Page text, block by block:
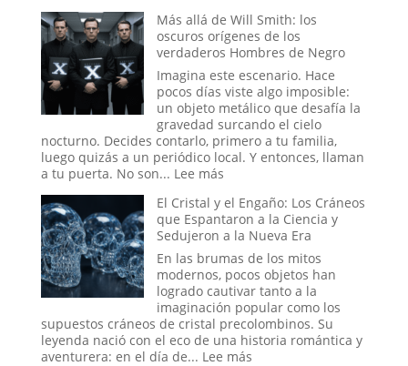
Proyecto
Blue
Beam
y
el
Nuevo
Orden
Mundial
Más allá de Will Smith: los
oscuros orígenes de los
verdaderos Hombres de Negro
Imagina este escenario. Hace
pocos días viste algo imposible:
un objeto metálico que desafía la
gravedad surcando el cielo
nocturno. Decides contarlo, primero a tu familia,
luego quizás a un periódico local. Y entonces, llaman
a tu puerta. No son... Lee más:
allá
de
Will
Smith:
los
oscuros
orígenes
de
los
verdaderos
El Cristal y el Engaño: Los Cráneos
que Espantaron a la Ciencia y
Sedujeron a la Nueva Era
En las brumas de los mitos
modernos, pocos objetos han
logrado cautivar tanto a la
imaginación popular como los
supuestos cráneos de cristal precolombinos. Su
leyenda nació con el eco de una historia romántica y
aventurera: en el día de... Lee más: